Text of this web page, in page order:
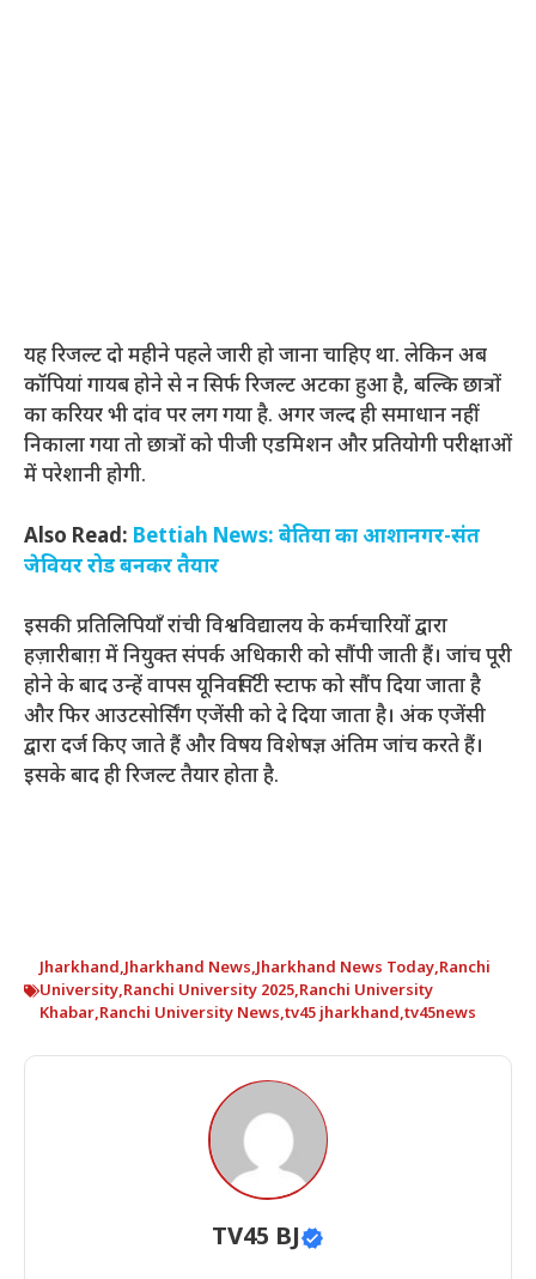
यह रिजल्ट दो महीने पहले जारी हो जाना चाहिए था. लेकिन अब
कॉपियां गायब होने से न सिर्फ रिजल्ट अटका हुआ है, बल्कि छात्रों
का करियर भी दांव पर लग गया है. अगर जल्द ही समाधान नहीं
निकाला गया तो छात्रों को पीजी एडमिशन और प्रतियोगी परीक्षाओं
में परेशानी होगी.
Also Read: Bettiah News: बेतिया का आशानगर-संत
जेवियर रोड बनकर तैयार
इसकी प्रतिलिपियाँ रांची विश्वविद्यालय के कर्मचारियों द्वारा
हज़ारीबाग़ में नियुक्त संपर्क अधिकारी को सौंपी जाती हैं। जांच पूरी
होने के बाद उन्हें वापस यूनिवर्सिटी स्टाफ को सौंप दिया जाता है
और फिर आउटसोर्सिंग एजेंसी को दे दिया जाता है। अंक एजेंसी
द्वारा दर्ज किए जाते हैं और विषय विशेषज्ञ अंतिम जांच करते हैं।
इसके बाद ही रिजल्ट तैयार होता है.
Jharkhand,Jharkhand News,Jharkhand News Today,Ranchi
University,Ranchi University 2025,Ranchi University
Khabar,Ranchi University News,tv45 jharkhand,tv45news
TV45 BJ